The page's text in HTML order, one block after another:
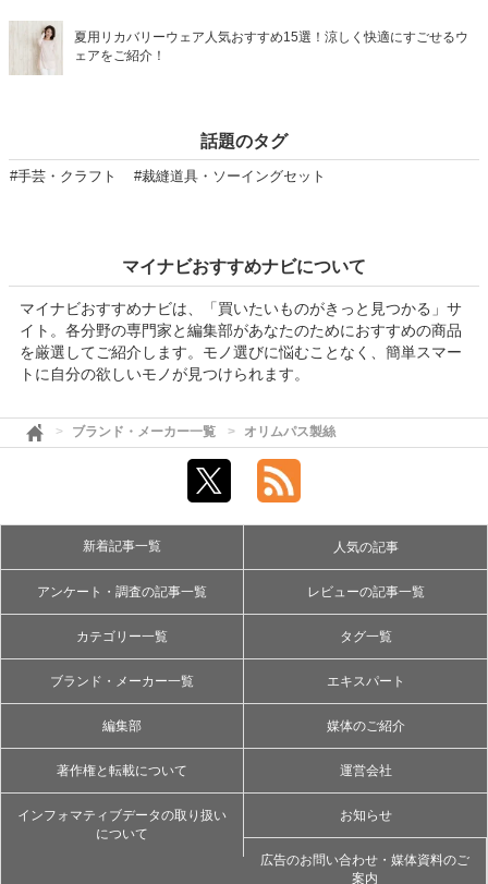
夏用リカバリーウェア人気おすすめ15選！涼しく快適にすごせるウ
ェアをご紹介！
話題のタグ
#手芸・クラフト #裁縫道具・ソーイングセット
マイナビおすすめナビについて
マイナビおすすめナビは、「買いたいものがきっと見つかる」サ
イト。各分野の専門家と編集部があなたのためにおすすめの商品
を厳選してご紹介します。モノ選びに悩むことなく、簡単スマー
トに自分の欲しいモノが見つけられます。
ブランド・メーカー一覧 オリムパス製絲
新着記事一覧 人気の記事
アンケート・調査の記事一覧 レビューの記事一覧
カテゴリー一覧 タグ一覧
ブランド・メーカー一覧 エキスパート
編集部 媒体のご紹介
著作権と転載について 運営会社
インフォマティブデータの取り扱い
について
お知らせ
広告のお問い合わせ・媒体資料のご
案内